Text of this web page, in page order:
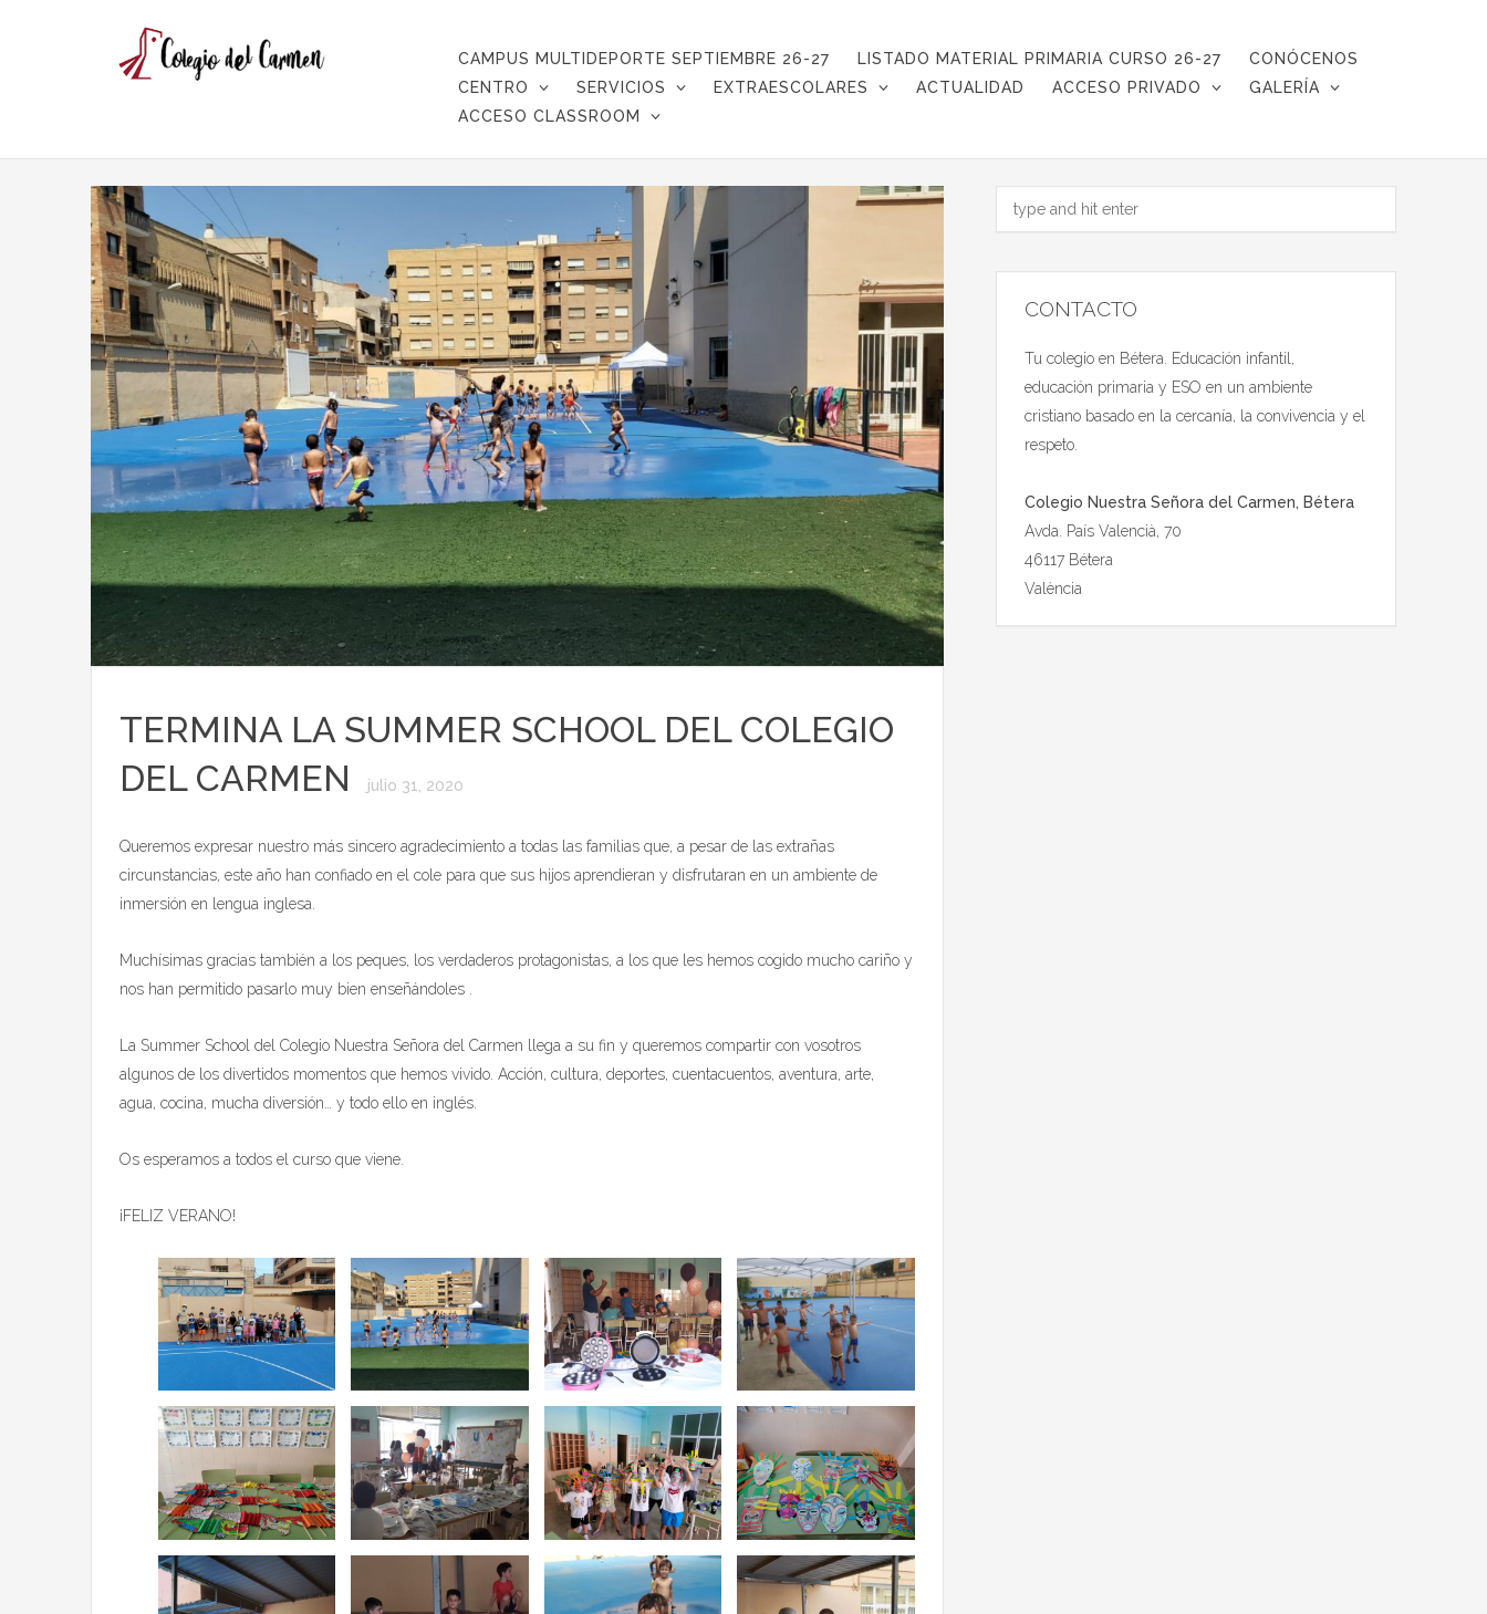
CAMPUS MULTIDEPORTE SEPTIEMBRE 26-27 LISTADO MATERIAL PRIMARIA CURSO 26-27
CONÓCENOS
CENTRO
SERVICIOS EXTRAESCOLARES ACTUALIDAD ACCESO PRIVADO
GALERÍA
ACCESO CLASSROOM
TERMINA LA SUMMER SCHOOL DEL COLEGIO
DEL CARMEN
julio 31, 2020
Queremos expresar nuestro más sincero agradecimiento a todas las familias que, a pesar de las extrañas
circunstancias, este año han confiado en el cole para que sus hijos aprendieran y disfrutaran en un ambiente de
inmersión en lengua inglesa.
Muchísimas gracias también a los peques, los verdaderos protagonistas, a los que les hemos cogido mucho cariño y
nos han permitido pasarlo muy bien enseñándoles .
La Summer School del Colegio Nuestra Señora del Carmen llega a su fin y queremos compartir con vosotros
algunos de los divertidos momentos que hemos vivido. Acción, cultura, deportes, cuentacuentos, aventura, arte,
agua, cocina, mucha diversión… y todo ello en inglés.
Os esperamos a todos el curso que viene.
¡FELIZ VERANO!
CONTACTO
Tu colegio en Bétera. Educación infantil,
educación primaria y ESO en un ambiente
cristiano basado en la cercanía, la convivencia y el
respeto.
Colegio Nuestra Señora del Carmen, Bétera
Avda. País Valencià, 70
46117 Bétera
València